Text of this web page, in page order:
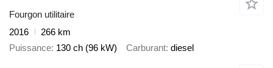
Fourgon utilitaire
2016
266 km
Puissance 130 ch (96 kW) Carburant diesel